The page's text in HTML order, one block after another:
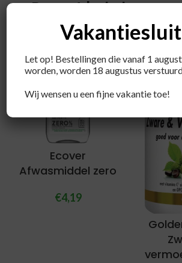
Recent bekeken
Ecover
Afwasmiddel zero
€4,19
Let op! Bestellingen die vanaf 1
worden, worden 18 augustus
Wij wensen u een fijne vakantie toe!